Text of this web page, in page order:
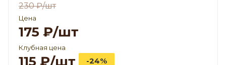
230₽/шт
Цена
175 ₽/шт
Клубная цена
115 ₽/шт -24%